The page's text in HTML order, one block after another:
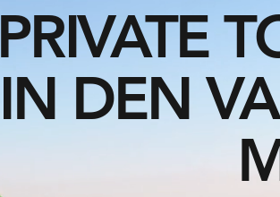
PRIVATE
IN DEN